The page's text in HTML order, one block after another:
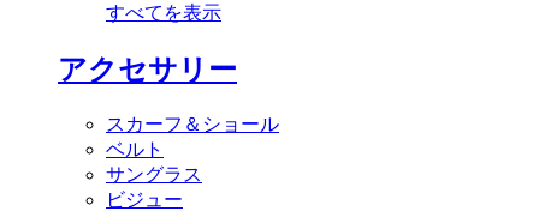
すべてを表示
アクセサリー
スカーフ＆ショール
ベルト
サングラス
ビジュー